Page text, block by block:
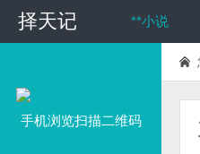
择天记 **小说
手机浏览扫描二维码